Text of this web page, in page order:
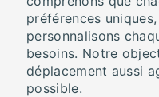
préférences
personnalisons
besoins. Notre
déplacement aussi
possible.